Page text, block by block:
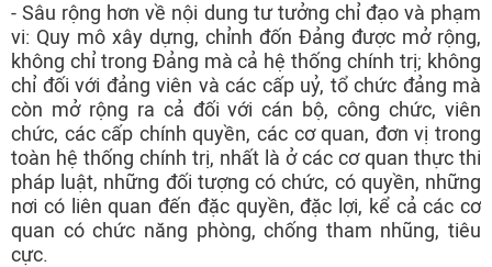
- Sâu rộng hơn về nội dung tư tưởng chỉ đạo và phạm
vi: Quy mô xây dựng, chỉnh đốn Đảng được mở rộng,
không chỉ trong Đảng mà cả hệ thống chính trị; không
chỉ đối với đảng viên và các cấp uỷ, tổ chức đảng mà
còn mở rộng ra cả đối với cán bộ, công chức, viên
chức, các cấp chính quyền, các cơ quan, đơn vị trong
toàn hệ thống chính trị, nhất là ở các cơ quan thực thi
pháp luật, những đối tượng có chức, có quyền, những
nơi có liên quan đến đặc quyền, đặc lợi, kể cả các cơ
quan có chức năng phòng, chống tham nhũng, tiêu
cực.